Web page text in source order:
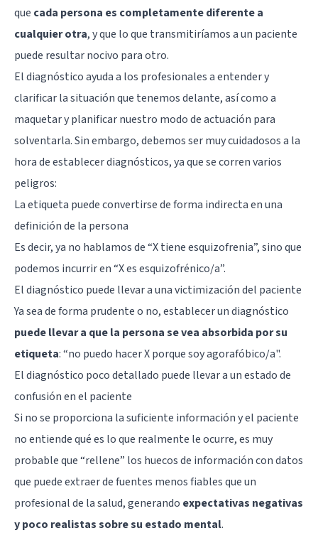
que cada persona es completamente diferente a
cualquier otra, y que lo que transmitiríamos a un paciente
puede resultar nocivo para otro.
El diagnóstico ayuda a los profesionales a entender y
clarificar la situación que tenemos delante, así como a
maquetar y planificar nuestro modo de actuación para
solventarla. Sin embargo, debemos ser muy cuidadosos a la
hora de establecer diagnósticos, ya que se corren varios
peligros:
La etiqueta puede convertirse de forma indirecta en una
definición de la persona
Es decir, ya no hablamos de “X tiene esquizofrenia”, sino que
podemos incurrir en “X es esquizofrénico/a”.
El diagnóstico puede llevar a una victimización del paciente
Ya sea de forma prudente o no, establecer un diagnóstico
puede llevar a que la persona se vea absorbida por su
etiqueta: “no puedo hacer X porque soy agorafóbico/a".
El diagnóstico poco detallado puede llevar a un estado de
confusión en el paciente
Si no se proporciona la suficiente información y el paciente
no entiende qué es lo que realmente le ocurre, es muy
probable que “rellene” los huecos de información con datos
que puede extraer de fuentes menos fiables que un
profesional de la salud, generando expectativas negativas
y poco realistas sobre su estado mental.